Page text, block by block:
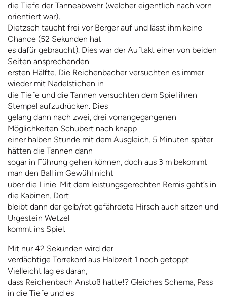
die Tiefe der Tanneabwehr (welcher eigentlich nach vorn
orientiert war),
Dietzsch taucht frei vor Berger auf und lässt ihm keine
Chance (52 Sekunden hat
es dafür gebraucht). Dies war der Auftakt einer von beiden
Seiten ansprechenden
ersten Hälfte. Die Reichenbacher versuchten es immer
wieder mit Nadelstichen in
die Tiefe und die Tannen versuchten dem Spiel ihren
Stempel aufzudrücken. Dies
gelang dann nach zwei, drei vorrangegangenen
Möglichkeiten Schubert nach knapp
einer halben Stunde mit dem Ausgleich. 5 Minuten später
hätten die Tannen dann
sogar in Führung gehen können, doch aus 3 m bekommt
man den Ball im Gewühl nicht
über die Linie. Mit dem leistungsgerechten Remis geht’s in
die Kabinen. Dort
bleibt dann der gelb/rot gefährdete Hirsch auch sitzen und
Urgestein Wetzel
kommt ins Spiel.
Mit nur 42 Sekunden wird der
verdächtige Torrekord aus Halbzeit 1 noch getoppt.
Vielleicht lag es daran,
dass Reichenbach Anstoß hatte!? Gleiches Schema, Pass
in die Tiefe und es